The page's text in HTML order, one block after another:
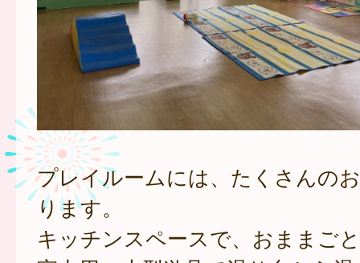
プレイルームには、たくさんの
ります。
キッチンスペースで、おままご